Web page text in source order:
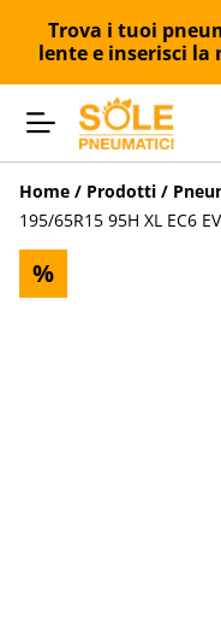
Trova i tuoi
lente e inserisci la
Home / Prodotti /
195/65R15 95H XL EC6
%